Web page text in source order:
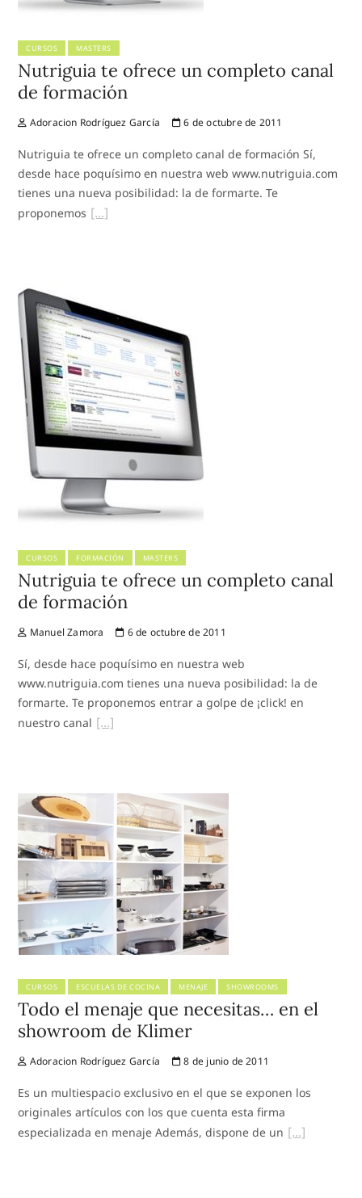
CURSOS MASTERS
Nutriguia te ofrece un completo canal
de formación
Adoracion Rodríguez García 6 de octubre de 2011
Nutriguia te ofrece un completo canal de formación Sí,
desde hace poquísimo en nuestra web www.nutriguia.com
tienes una nueva posibilidad: la de formarte. Te
proponemos
CURSOS FORMACIÓN MASTERS
Nutriguia te ofrece un completo canal
de formación
Manuel Zamora 6 de octubre de 2011
Sí, desde hace poquísimo en nuestra web
www.nutriguia.com tienes una nueva posibilidad: la de
formarte. Te proponemos entrar a golpe de ¡click! en
nuestro canal
CURSOS ESCUELAS DE COCINA MENAJE SHOWROOMS
Todo el menaje que necesitas… en el
showroom de Klimer
Adoracion Rodríguez García 8 de junio de 2011
Es un multiespacio exclusivo en el que se exponen los
originales artículos con los que cuenta esta firma
especializada en menaje Además, dispone de un